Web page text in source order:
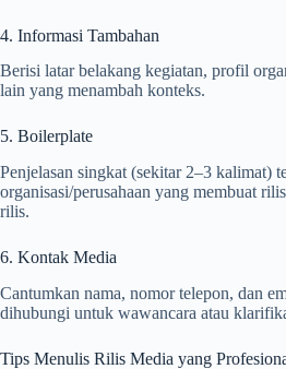
4. Informasi Tambahan
Berisi latar belakang kegiatan, profil
lain yang menambah konteks.
5. Boilerplate
Penjelasan singkat (sekitar 2–3 kalimat)
organisasi/perusahaan yang membuat
rilis.
6. Kontak Media
Cantumkan nama, nomor telepon, dan
dihubungi untuk wawancara atau
Tips Menulis Rilis Media yang